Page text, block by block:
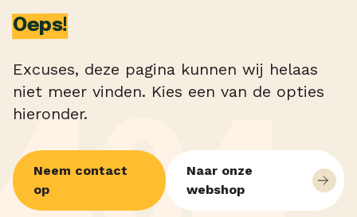
Oeps!
Excuses, deze pagina kunnen wij helaas
niet meer vinden. Kies een van de opties
hieronder.
Neem contact
op
Naar onze
webshop